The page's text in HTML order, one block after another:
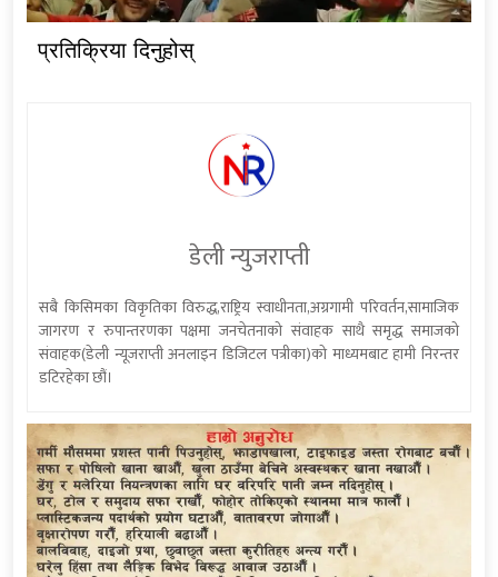
प्रतिक्रिया दिनुहोस्
डेली न्युजराप्ती
सबै किसिमका विकृतिका विरुद्ध,राष्ट्रिय स्वाधीनता,अग्रगामी परिवर्तन,सामाजिक
जागरण र रुपान्तरणका पक्षमा जनचेतनाको संवाहक साथै समृद्ध समाजको
संवाहक(डेली न्यूजराप्ती अनलाइन डिजिटल पत्रीका)को माध्यमबाट हामी निरन्तर
डटिरहेका छौं।